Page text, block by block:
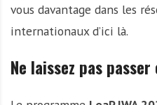
vous davantage dans les
internationaux d’ici là.
Ne laissez pas